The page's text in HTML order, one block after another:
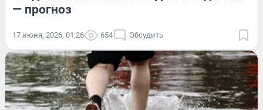
— прогноз
17 июня, 2026, 01:26 654 Обсудить